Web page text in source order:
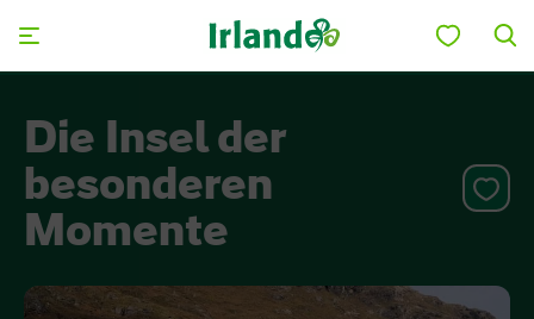
Die Insel der
besonderen
Momente